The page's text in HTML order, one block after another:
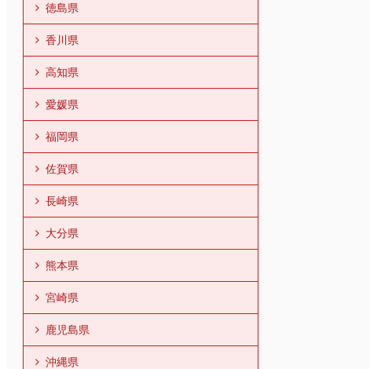
徳島県
香川県
高知県
愛媛県
福岡県
佐賀県
長崎県
大分県
熊本県
宮崎県
鹿児島県
沖縄県